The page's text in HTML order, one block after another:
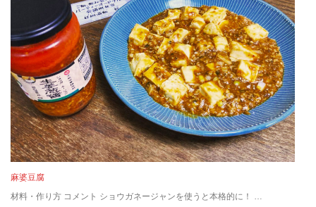
麻婆豆腐
材料・作り方 コメント ショウガネージャンを使うと本格的に！ …